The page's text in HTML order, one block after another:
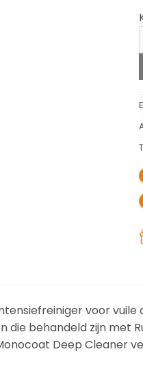
voor
behandeld zijn met
Deep Cleaner